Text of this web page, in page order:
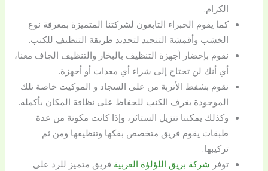
الكرام.
كما يقوم الخبراء التابعون لشركتنا المتميزة بمعرفة نوع
الخشب وأقمشة التنجيد لتحديد طريقة التنظيف للكنب.
نقوم بإحضار أجهزة التنظيف بالبخار والتنظيف الجاف معنا،
أي أنك لن تحتاج إلى شراء أي معدات أو أجهزة.
نقوم بشفط الأتربة من على السجاد و الموكيت خاصة تلك
الموجودة بغرف الكنب للحفاظ على نظافة المكان بأكمله.
وكذلك يمكننا تنزيل الستائر، وإذا كانت مكونة من عدة
طبقات يقوم فريق متخصص بفكها وتنظيفها ومن ثم
تركيبها.
توفر شركة بريق اللؤلؤة العربية فريق متميز للرد على